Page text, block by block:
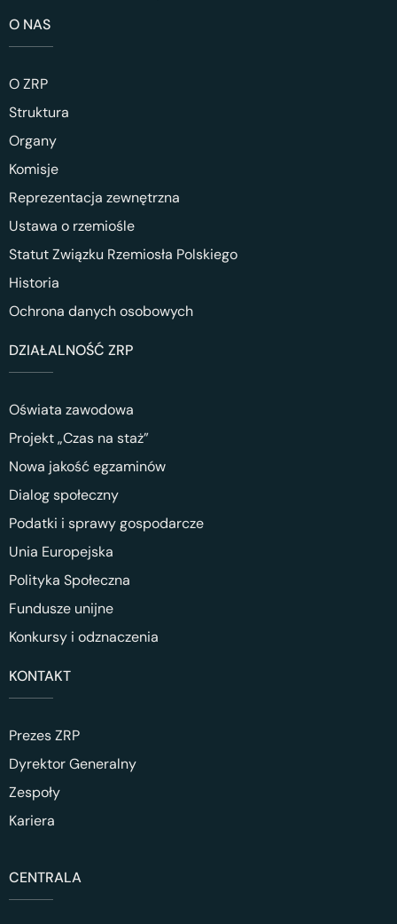
O NAS
O ZRP
Struktura
Organy
Komisje
Reprezentacja zewnętrzna
Ustawa o rzemiośle
Statut Związku Rzemiosła Polskiego
Historia
Ochrona danych osobowych
DZIAŁALNOŚĆ ZRP
Oświata zawodowa
Projekt „Czas na staż”
Nowa jakość egzaminów
Dialog społeczny
Podatki i sprawy gospodarcze
Unia Europejska
Polityka Społeczna
Fundusze unijne
Konkursy i odznaczenia
KONTAKT
Prezes ZRP
Dyrektor Generalny
Zespoły
Kariera
CENTRALA